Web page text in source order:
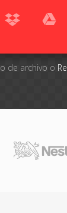
de archivo o